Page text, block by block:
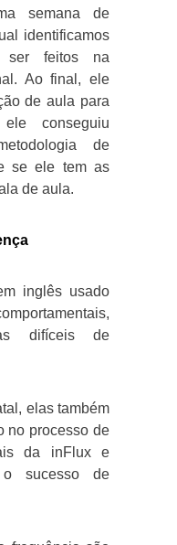
semana de
identificamos
ser feitos na
Ao final, ele
de aula para
conseguiu
de
se ele tem as
de aula.
inglês usado
difíceis de
elas também
no processo de
da inFlux e
sucesso de